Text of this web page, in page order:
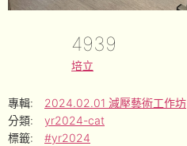
4939
培立
專輯:
2024.02.01 減壓藝術工作坊
分類:
yr2024-cat
標籤:
#yr2024